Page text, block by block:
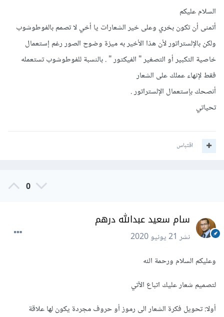
السلام عليكم
أتمنى أن تكون بخري وعلى خير الشعارات يا أخي لا تصمم بالفوطوشوب
ولكن بالإلستراتور لأن هذا الأخير به ميزة وضوح الصور رغم إستعمال
خاصية التكبير أو التصغير " الفيكتور " . بالنسبة للفوطوشوب تستعمله
فقط لإنهاء عملك على الشعار
أنصحك بإستعمال الإلستراتور .
تحياتي
اقتباس
0
سام سعيد عبدالله درهم
نشر21 يونيو 2020
وعليكم السلام ورحمة الله
لتصميم شعار عليك اتباع الآتي
أولا: تحويل فكرة الشعار الى رموز أو حروف مجردة يكون لها علاقة